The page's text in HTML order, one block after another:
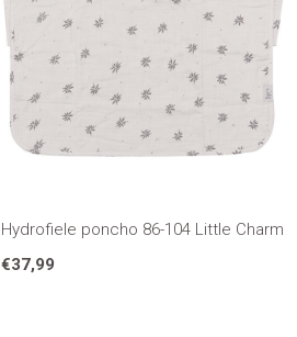
Hydrofiele poncho 86-104 Little Charm
€37,99